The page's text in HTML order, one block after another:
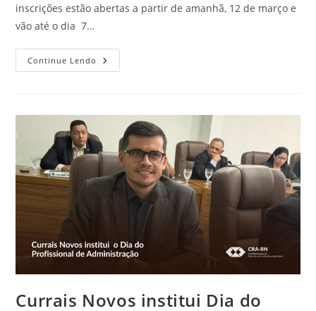
inscrições estão abertas a partir de amanhã, 12 de março e
vão até o dia 7…
Continue Lendo 3ª
Olimpíada
Lançamento
Currais Novos institui Dia do